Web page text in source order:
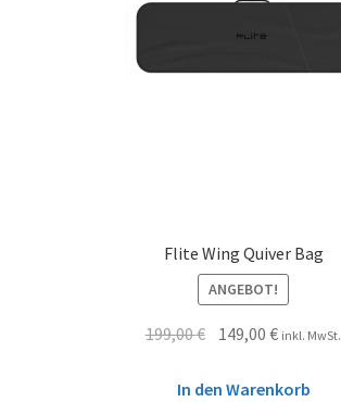
Flite Wing Quiver Bag
ANGEBOT!
199,00€ 149,00€ inkl. MwSt.
In den Warenkorb